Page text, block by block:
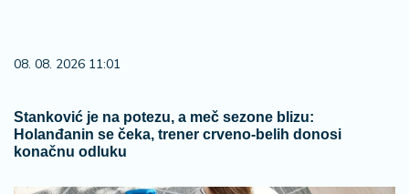
08. 08. 2026 11:01
Stanković je na potezu, a meč sezone blizu:
Holanđanin se čeka, trener crveno-belih donosi
konačnu odluku